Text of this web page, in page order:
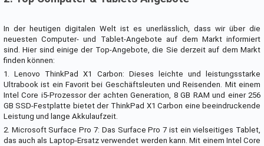
In der heutigen digitalen Welt ist es unerlässlich, dass wir über die
neuesten Computer- und Tablet-Angebote auf dem Markt informiert
sind. Hier sind einige der Top-Angebote, die Sie derzeit auf dem Markt
finden können:
1. Lenovo ThinkPad X1 Carbon: Dieses leichte und leistungsstarke
Ultrabook ist ein Favorit bei Geschäftsleuten und Reisenden. Mit einem
Intel Core i5-Prozessor der achten Generation, 8 GB RAM und einer 256
GB SSD-Festplatte bietet der ThinkPad X1 Carbon eine beeindruckende
Leistung und lange Akkulaufzeit.
2. Microsoft Surface Pro 7: Das Surface Pro 7 ist ein vielseitiges Tablet,
das auch als Laptop-Ersatz verwendet werden kann. Mit einem Intel Core